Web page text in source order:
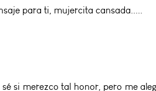
para ti, mujercita cansada.....
sé si merezco tal honor, pero me